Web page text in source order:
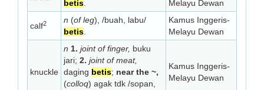
betis
Melayu Dewan
calf2 n (of leg), /buah, labu/
betis
Kamus Inggeris-
Melayu Dewan
knuckle
n 1. joint of finger, buku
jari; 2. joint of meat,
daging betis; near the ~,
(colloq) agak tdk /sopan,
Kamus Inggeris-
Melayu Dewan